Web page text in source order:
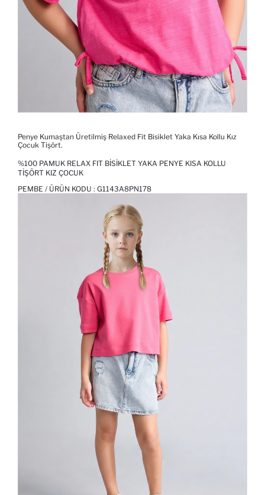
Penye Kumaştan Üretilmiş Relaxed Fit Bisiklet Yaka Kısa Kollu Kız
Çocuk Tişört.
%100 PAMUK RELAX FIT BISIKLET YAKA PENYE KISA KOLLU
TIŞÖRT KIZ ÇOCUK
PEMBE / ÜRÜN KODU : G1143A8PN178